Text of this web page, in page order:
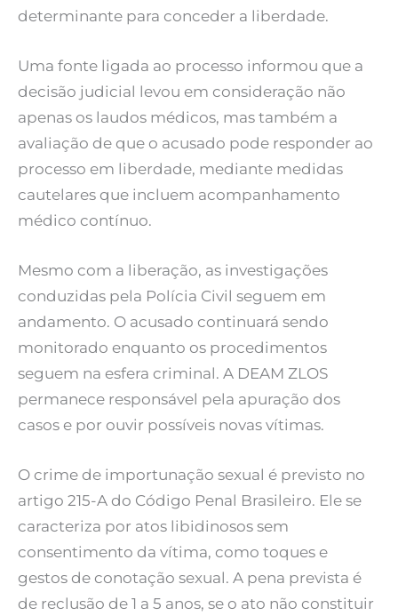
determinante para conceder a liberdade.
Uma fonte ligada ao processo informou que a
decisão judicial levou em consideração não
apenas os laudos médicos, mas também a
avaliação de que o acusado pode responder ao
processo em liberdade, mediante medidas
cautelares que incluem acompanhamento
médico contínuo.
Mesmo com a liberação, as investigações
conduzidas pela Polícia Civil seguem em
andamento. O acusado continuará sendo
monitorado enquanto os procedimentos
seguem na esfera criminal. A DEAM ZLOS
permanece responsável pela apuração dos
casos e por ouvir possíveis novas vítimas.
O crime de importunação sexual é previsto no
artigo 215-A do Código Penal Brasileiro. Ele se
caracteriza por atos libidinosos sem
consentimento da vítima, como toques e
gestos de conotação sexual. A pena prevista é
de reclusão de 1 a 5 anos, se o ato não constituir